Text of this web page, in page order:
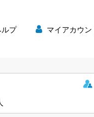
プ マイアカウン